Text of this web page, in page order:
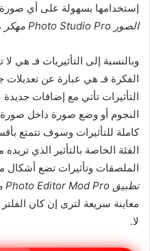
إستخدامها بسهولة على أي صورة
الصور Photo Studio Pro مهكر
وبالنسبة إلى التأثيريات فـ هي
الفكرة فـ هي عبارة عن تعديلات
التأثيرات تأتي مع إضافات
النجوم أو وضع صورة داخل
كاملة للتأثيرات وسوف تتمتع
الفئة الخاصة بالتأثير الذي
الملصقات وتأثيرات تضع أشكال
تطبيق Photo Editor Mod Pro مهكر
معاينة سريعة لترى إن كان
لا.